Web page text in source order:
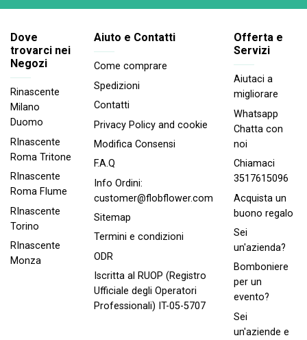
Dove
trovarci nei
Negozi
Rinascente
Milano
Duomo
RInascente
Roma Tritone
RInascente
Roma FIume
RInascente
Torino
RInascente
Monza
Aiuto e Contatti
Come comprare
Spedizioni
Contatti
Privacy Policy and cookie
Modifica Consensi
F.A.Q
Info Ordini:
customer@flobflower.com
Sitemap
Termini e condizioni
ODR
Iscritta al RUOP (Registro
Ufficiale degli Operatori
Professionali) IT-05-5707
Offerta e
Servizi
Aiutaci a
migliorare
Whatsapp
Chatta con
noi
Chiamaci
3517615096
Acquista un
buono regalo
Sei
un'azienda?
Bomboniere
per un
evento?
Sei
un'aziende e